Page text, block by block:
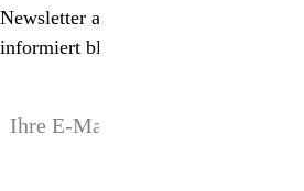
Newsletter abonnieren,
informiert bleiben!